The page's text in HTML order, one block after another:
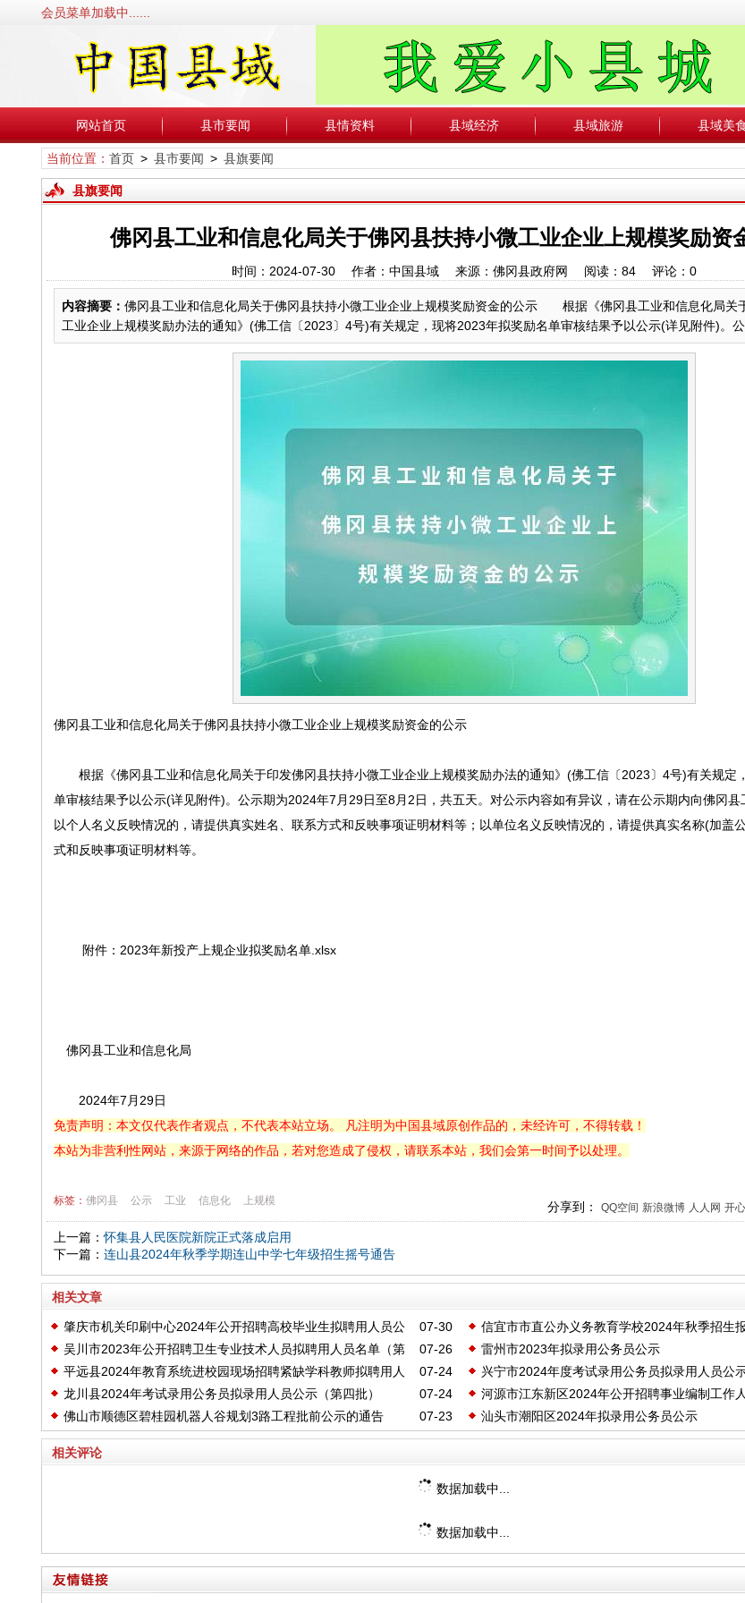
会员菜单加载中......
网站首页 县市要闻 县情资料 县域经济 县域旅游 县域美
当前位置： 首页> 县市要闻 > 县旗要闻
县旗要闻
佛冈县工业和信息化局关于佛冈县扶持小微工业企业上规模奖励资
时间：2024-07-30 作者：中国县域 来源：佛冈县政府网 阅读： 84评论： 0
内容摘要： 佛冈县工业和信息化局关于佛冈县扶持小微工业企业上规模奖励资金的公示 根据《佛冈县工业和信息化局关
工业企业上规模奖励办法的通知》(佛工信〔2023〕4号)有关规定，现将2023年拟奖励名单审核结果予以公示(详见附件)。公
佛冈县工业和信息化局关于佛冈县扶持小微工业企业上规模奖励资金的公示
根据《佛冈县工业和信息化局关于印发佛冈县扶持小微工业企业上规模奖励办法的通知》(佛工信〔2023〕4号)有关规定
单审核结果予以公示(详见附件)。公示期为2024年7月29日至8月2日，共五天。对公示内容如有异议，请在公示期内向佛冈县
以个人名义反映情况的，请提供真实姓名、联系方式和反映事项证明材料等；以单位名义反映情况的，请提供真实名称(加盖
式和反映事项证明材料等。
附件：2023年新投产上规企业拟奖励名单.xlsx
佛冈县工业和信息化局
2024年7月29日
免责声明：本文仅代表作者观点，不代表本站立场。 凡注明为中国县域原创作品的，未经许可，不得转载！
本站为非营利性网站，来源于网络的作品，若对您造成了侵权，请联系本站，我们会第一时间予以处理。
标签： 佛冈县 公示 工业 信息化 上规模 分享到： QQ空间 新浪微博 人人网 开
上一篇：怀集县人民医院新院正式落成启用
下一篇： 连山县2024年秋季学期连山中学七年级招生摇号通告
相关文章
07-30
肇庆市机关印刷中心2024年公开招聘高校毕业生拟聘用人员公
示
信宜市市直公办义务教育学校2024年秋季招生
果公示
07-26
吴川市2023年公开招聘卫生专业技术人员拟聘用人员名单（第
二批）公示
雷州市2023年拟录用公务员公示
07-24
平远县2024年教育系统进校园现场招聘紧缺学科教师拟聘用人
员名单公示
兴宁市2024年度考试录用公务员拟录用人员公
三批）
07-24
龙川县2024年考试录用公务员拟录用人员公示（第四批）
河源市江东新区2024年公开招聘事业编制工作
名单公示
07-23
佛山市顺德区碧桂园机器人谷规划3路工程批前公示的通告 汕头市潮阳区2024年拟录用公务员公示
相关评论
数据加载中...
数据加载中...